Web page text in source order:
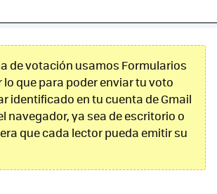
de votación usamos Formularios
lo que para poder enviar tu voto
identificado en tu cuenta de Gmail
navegador, ya sea de escritorio o
que cada lector pueda emitir su